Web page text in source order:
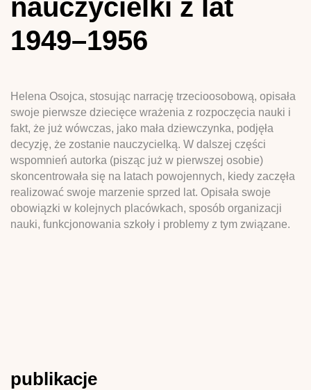
nauczycielki z lat
1949–1956
Helena Osojca, stosując narrację trzecioosobową, opisała
swoje pierwsze dziecięce wrażenia z rozpoczęcia nauki i
fakt, że już wówczas, jako mała dziewczynka, podjęła
decyzję, że zostanie nauczycielką. W dalszej części
wspomnień autorka (pisząc już w pierwszej osobie)
skoncentrowała się na latach powojennych, kiedy zaczęła
realizować swoje marzenie sprzed lat. Opisała swoje
obowiązki w kolejnych placówkach, sposób organizacji
nauki, funkcjonowania szkoły i problemy z tym związane.
publikacje